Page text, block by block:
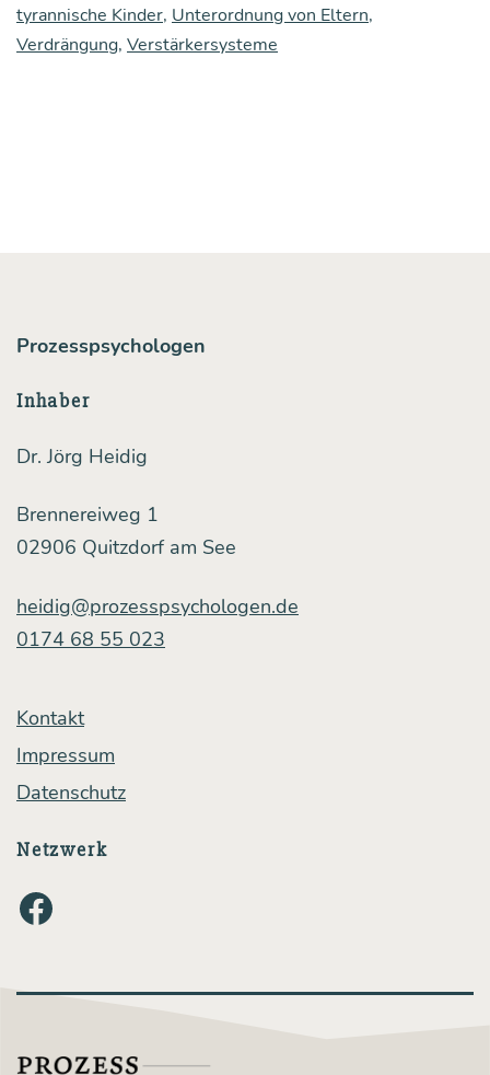
tyrannische Kinder, Unterordnung von Eltern,
Verdrängung, Verstärkersysteme
Prozesspsychologen
Inhaber
Dr. Jörg Heidig
Brennereiweg 1
02906 Quitzdorf am See
heidig@prozesspsychologen.de
0174 68 55 023
Kontakt
Impressum
Datenschutz
Netzwerk
Facebook